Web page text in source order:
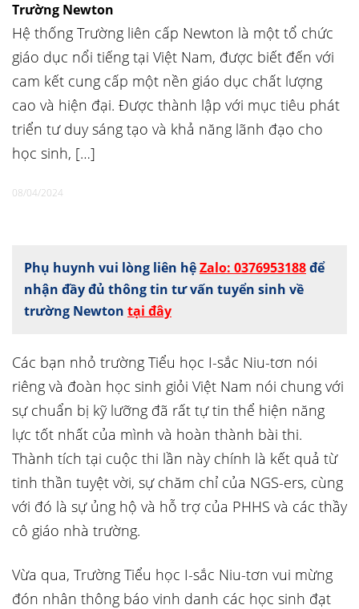
Trường Newton
Hệ thống Trường liên cấp Newton là một tổ chức
giáo dục nổi tiếng tại Việt Nam, được biết đến với
cam kết cung cấp một nền giáo dục chất lượng
cao và hiện đại. Được thành lập với mục tiêu phát
triển tư duy sáng tạo và khả năng lãnh đạo cho
học sinh, […]
08/04/2024
Phụ huynh vui lòng liên hệZalo: 0376953188để
nhận đầy đủ thông tin tư vấn tuyển sinh về
trường Newton tại đây
Các bạn nhỏ trường Tiểu học I-sắc Niu-tơn nói
riêng và đoàn học sinh giỏi Việt Nam nói chung với
sự chuẩn bị kỹ lưỡng đã rất tự tin thể hiện năng
lực tốt nhất của mình và hoàn thành bài thi.
Thành tích tại cuộc thi lần này chính là kết quả từ
tinh thần tuyệt vời, sự chăm chỉ của NGS-ers, cùng
với đó là sự ủng hộ và hỗ trợ của PHHS và các thầy
cô giáo nhà trường.
Vừa qua, Trường Tiểu học I-sắc Niu-tơn vui mừng
đón nhân thông báo vinh danh các học sinh đạt